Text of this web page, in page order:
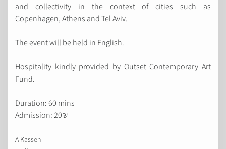
and collectivity in the context of cities such as
Copenhagen, Athens and Tel Aviv.
The event will be held in English.
Hospitality kindly provided by Outset Contemporary Art
Fund.
Duration: 60 mins
Admission: 20₪
A Kassen